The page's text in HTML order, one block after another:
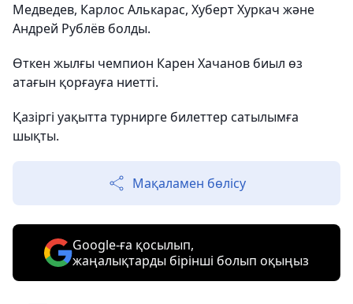
Медведев, Карлос Алькарас, Хуберт Хуркач және
Андрей Рублёв болды.
Өткен жылғы чемпион Карен Хачанов биыл өз
атағын қорғауға ниетті.
Қазіргі уақытта турнирге билеттер сатылымға
шықты.
Мақаламен бөлісу
Google-ға қосылып,
жаңалықтарды бірінші болып оқыңыз